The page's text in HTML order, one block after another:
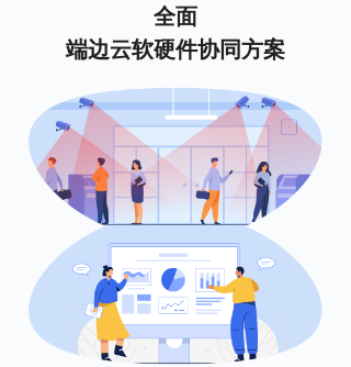
全面
端边云软硬件协同方案